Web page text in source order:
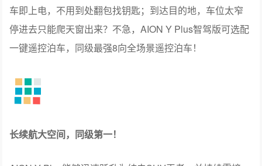
车即上电，不用到处翻包找钥匙；到达目的地，车位太窄
停进去只能爬天窗出来？不急，AION Y Plus智驾版可选配
一键遥控泊车，同级最强8向全场景遥控泊车！
长续航大空间，同级第一！
AION Y Plus能够迅速跃升为纯电SUV王者，并持续霸榜，